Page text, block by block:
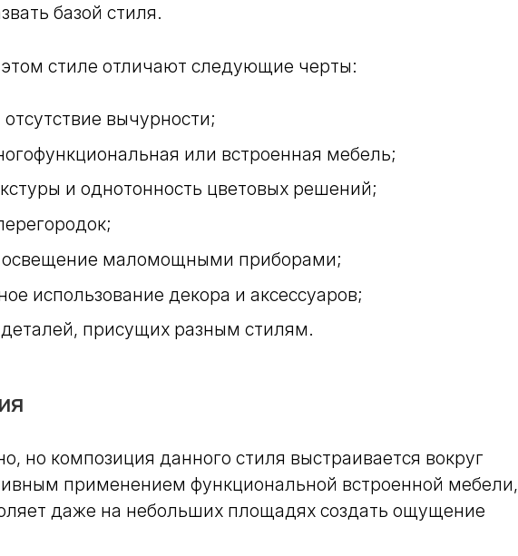
базой стиля.
стиле отличают следующие черты:
отсутствие вычурности;
или встроенная мебель;
и однотонность цветовых решений;
освещение маломощными приборами;
использование декора и аксессуаров;
присущих разным стилям.
но композиция данного стиля выстраивается вокруг
применением функциональной встроенной мебели,
даже на небольших площадях создать ощущение